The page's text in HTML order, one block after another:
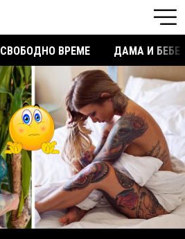
СВОБОДНО ВРЕМЕ ДАМА И БЕБЕ